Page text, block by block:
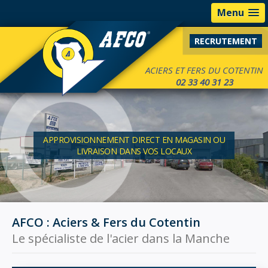
Menu
RECRUTEMENT
ACIERS ET FERS DU COTENTIN
02 33 40 31 23
APPROVISIONNEMENT DIRECT EN MAGASIN OU
LIVRAISON DANS VOS LOCAUX
AFCO : Aciers & Fers du Cotentin
Le spécialiste de l'acier dans la Manche